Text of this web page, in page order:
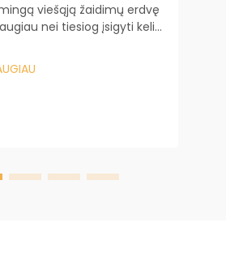
viešąją žaidimų erdvę
nei tiesiog įsigyti kelių
ir psichologinės
didelio masto miesto...